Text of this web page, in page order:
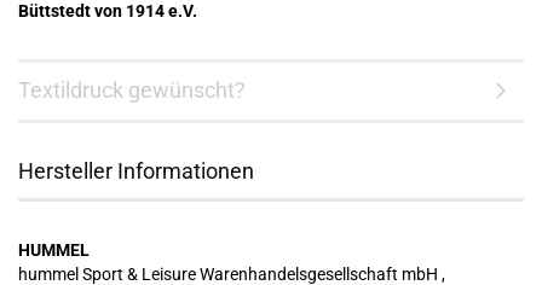
Büttstedt von 1914 e.V.
Textildruck gewünscht?
Hersteller Informationen
HUMMEL
hummel Sport & Leisure Warenhandelsgesellschaft mbH ,